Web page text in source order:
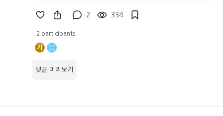
2 334
2 participants
기
댓글 미리보기